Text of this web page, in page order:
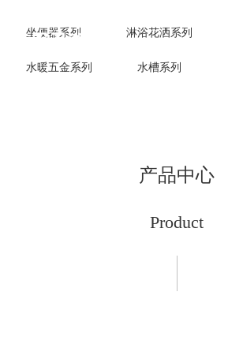
坐便器系列 淋浴花洒系列
水暖五金系列 水槽系列
产品中心
Product